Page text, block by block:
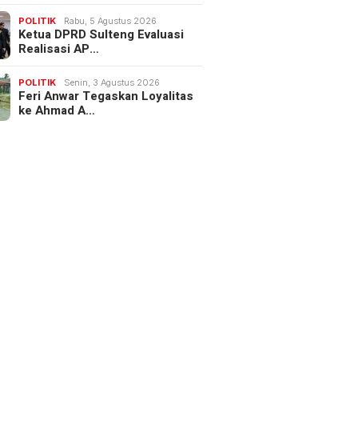
POLITIK Rabu, 5 Agustus 2026
Ketua DPRD Sulteng Evaluasi
Realisasi AP…
POLITIK Senin, 3 Agustus 2026
Feri Anwar Tegaskan Loyalitas
ke Ahmad A…